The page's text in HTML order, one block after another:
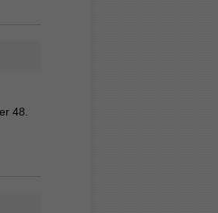
48.